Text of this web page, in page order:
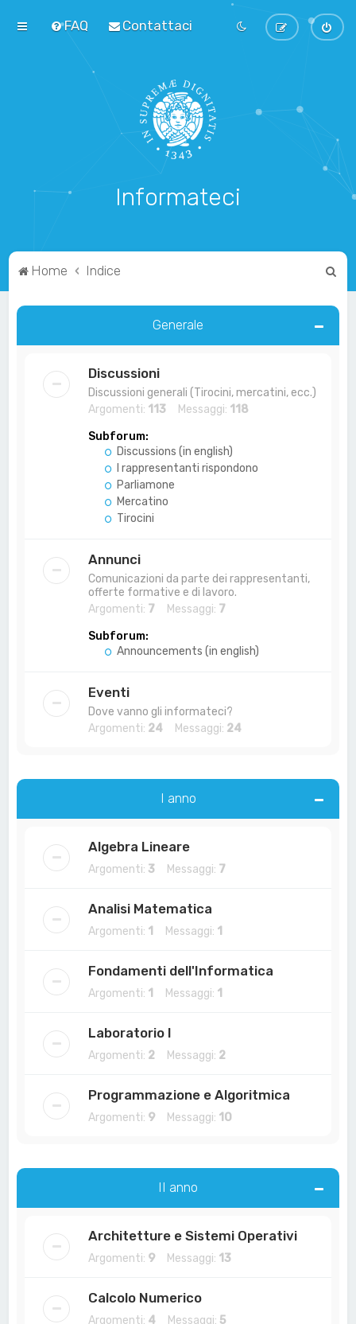
FAQ Contattaci
Informateci
Home Indice
r
Generale
Discussioni
Discussioni generali (Tirocini, mercatini, ecc.)
Argomenti: 113 Messaggi: 118
Subforum:
Discussions (in english)
I rappresentanti rispondono
Parliamone
Mercatino
Tirocini
Annunci
Comunicazioni da parte dei rappresentanti,
offerte formative e di lavoro.
Argomenti: 7 Messaggi: 7
Subforum:
Announcements (in english)
Eventi
Dove vanno gli informateci?
Argomenti: 24 Messaggi: 24
I anno
Algebra Lineare
Argomenti: 3 Messaggi: 7
Analisi Matematica
Argomenti: 1 Messaggi: 1
Fondamenti dell'Informatica
Argomenti: 1 Messaggi: 1
Laboratorio I
Argomenti: 2 Messaggi: 2
Programmazione e Algoritmica
Argomenti: 9 Messaggi: 10
II anno
Architetture e Sistemi Operativi
Argomenti: 9 Messaggi: 13
Calcolo Numerico
Argomenti: 4 Messaggi: 5